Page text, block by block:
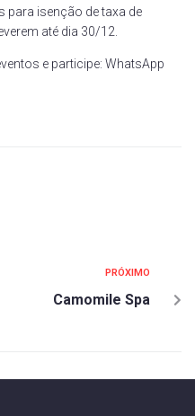
para isenção de taxa de
até dia 30/12.
e participe: WhatsApp
PRÓXIMO
Camomile Spa